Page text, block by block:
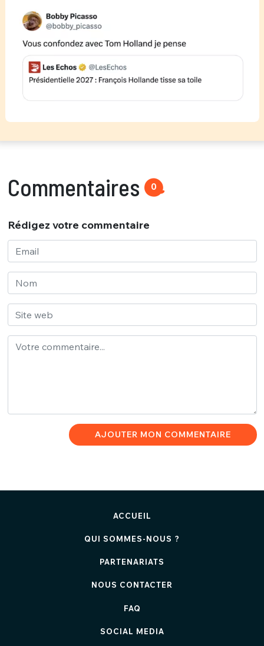
Commentaires 0
Rédigez votre commentaire
AJOUTER MON COMMENTAIRE
ACCUEIL
QUI SOMMES-NOUS ?
PARTENARIATS
NOUS CONTACTER
FAQ
SOCIAL MEDIA